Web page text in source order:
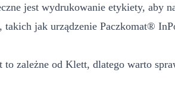
jest wydrukowanie etykiety, aby
takich jak urządzenie Paczkomat®
zależne od Klett, dlatego warto